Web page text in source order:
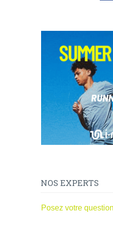
NOS EXPERTS
Posez votre